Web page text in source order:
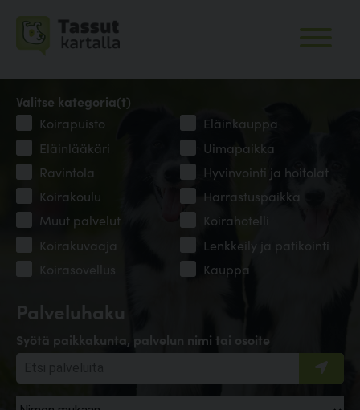
Palveluhaku
Syötä paikkakunta, palvelun nimi tai osoite
Valitse kategoria(t)
Koirapuisto
Eläinkauppa
Eläinlääkäri
Uimapaikka
Ravintola
Hyvinvointi ja hoitolat
Koirakoulu
Harrastuspaikka
Muut palvelut
Koirahotelli
Koirakuvaaja
Lenkkeily ja patikointi
Koirasovellus
Kauppa